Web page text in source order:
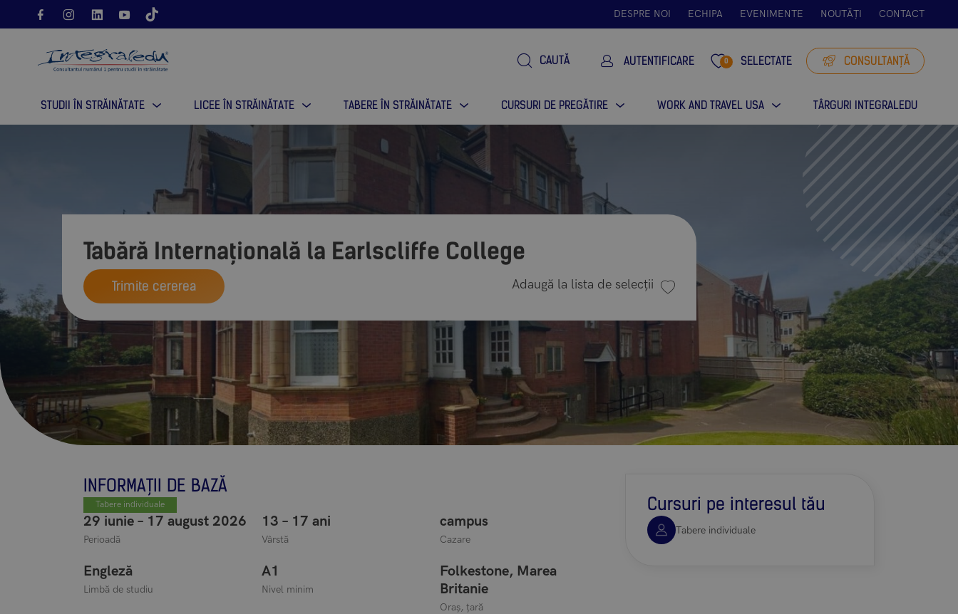
DESPRE NOI ECHIPA EVENIMENTE NOUTĂȚI CONTACT
CAUTĂ AUTENTIFICARE 0 SELECTATE CONSULTANȚĂ
STUDII ÎN STRĂINĂTATE LICEE ÎN STRĂINĂTATE TABERE ÎN STRĂINĂTATE CURSURI DE PREGĂTIRE WORK AND TRAVEL USA TÂRGURI INTEGRALEDU
Tabără Internațională la Earlscliffe College
Trimite cererea Adaugă la lista de selecții
INFORMAȚII DE BAZĂ
Tabere individuale
29 iunie – 17 august 2026
Perioadă
13 – 17 ani
Vârstă
campus
Cazare
Engleză
Limbă de studiu
A1
Nivel minim
Folkestone, Marea
Britanie
Oraș, țară
Cursuri pe interesul tău
Tabere individuale